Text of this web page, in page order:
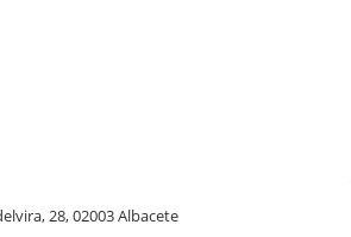
28, 02003 Albacete